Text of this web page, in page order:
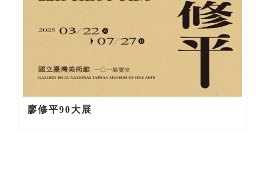
廖修平90大展